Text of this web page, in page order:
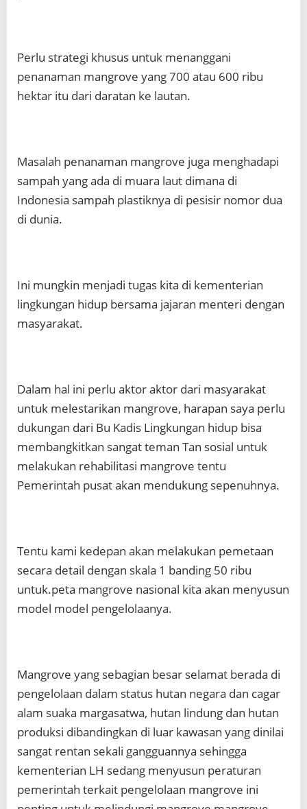
Perlu strategi khusus untuk menanggani
penanaman mangrove yang 700 atau 600 ribu
hektar itu dari daratan ke lautan.
Masalah penanaman mangrove juga menghadapi
sampah yang ada di muara laut dimana di
Indonesia sampah plastiknya di pesisir nomor dua
di dunia.
Ini mungkin menjadi tugas kita di kementerian
lingkungan hidup bersama jajaran menteri dengan
masyarakat.
Dalam hal ini perlu aktor aktor dari masyarakat
untuk melestarikan mangrove, harapan saya perlu
dukungan dari Bu Kadis Lingkungan hidup bisa
membangkitkan sangat teman Tan sosial untuk
melakukan rehabilitasi mangrove tentu
Pemerintah pusat akan mendukung sepenuhnya.
Tentu kami kedepan akan melakukan pemetaan
secara detail dengan skala 1 banding 50 ribu
untuk.peta mangrove nasional kita akan menyusun
model model pengelolaanya.
Mangrove yang sebagian besar selamat berada di
pengelolaan dalam status hutan negara dan cagar
alam suaka margasatwa, hutan lindung dan hutan
produksi dibandingkan di luar kawasan yang dinilai
sangat rentan sekali gangguannya sehingga
kementerian LH sedang menyusun peraturan
pemerintah terkait pengelolaan mangrove ini